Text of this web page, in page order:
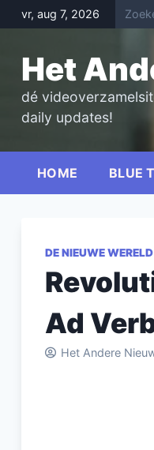
Skip
to
vr, aug 7, 2026
Het
dé
daily updates!
HOME BLUE
DE NIEUWE WERELD
Ad
Het Andere